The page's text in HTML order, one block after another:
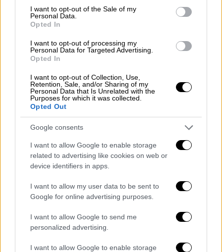
consent section.
I want to opt-out of the Sale of my
Personal Data.
Opted In
I want to opt-out of processing my
Personal Data for Targeted Advertising.
Opted In
I want to opt-out of Collection, Use,
Retention, Sale, and/or Sharing of my
Personal Data that Is Unrelated with the
Purposes for which it was collected.
Opted Out
Google consents
I want to allow Google to enable storage
related to advertising like cookies on web or
device identifiers in apps.
I want to allow my user data to be sent to
Google for online advertising purposes.
I want to allow Google to send me
personalized advertising.
I want to allow Google to enable storage
Τεχνολογία|14.12.2019 19:11
Pirate Bay: Ο... νικητής της μάχης των
Netflix, Disney+ και Apple TV
Οι υπηρεσίες ανταλλαγής αρχείων βλέπουν
την επισκεψιμότητά τους να εκτινάσσεται